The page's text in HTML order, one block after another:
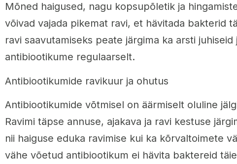
Mõned haigused, nagu kopsupõletik ja
võivad vajada pikemat ravi, et hävitada bakterid
ravi saavutamiseks peate järgima ka arsti juhiseid
antibiootikume regulaarselt.
Antibiootikumide ravikuur ja ohutus
Antibiootikumide võtmisel on äärmiselt oluline
Ravimi täpse annuse, ajakava ja ravi kestuse
nii haiguse eduka ravimise kui ka kõrvaltoimete
vähe võetud antibiootikum ei hävita baktereid